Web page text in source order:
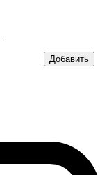
Добавить